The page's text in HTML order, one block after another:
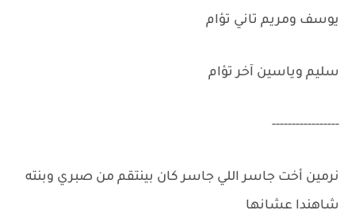
يوسف ومريم تاني تؤام
سليم وياسين آخر تؤام
-----------------
نرمين أخت جاسر اللي جاسر كان بينتقم من صبري وبنته
شاهندا عشانها